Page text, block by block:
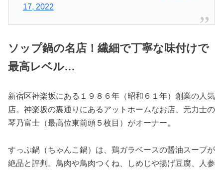
17, 2022
ソップ鍋の名店！繊細で丁寧な味付けで
最高レベル…
新宿区神楽坂にある１９８６年（昭和６１年）創業の人気
店。神楽坂の裏通りにあるアットホームなお店、元力士の
琴乃富士（最高位東前頭５枚目）がオーナー。
すっぷ鍋（ちゃんこ鍋）は、鶏ガラベースの醤油スープが
絶品と評判。鳥肉や鳥肉つくね、しめじや揚げ豆腐、人参